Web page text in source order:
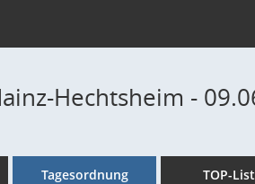
Hechtsheim -
Tagesordnung TOP-